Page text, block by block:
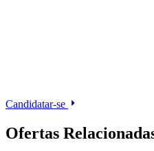
Candidatar-se
Ofertas